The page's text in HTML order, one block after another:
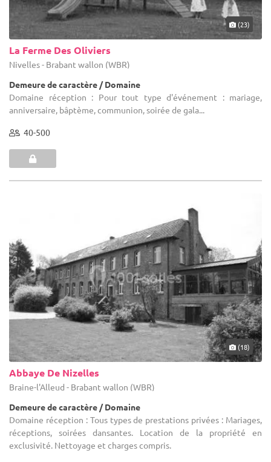
(23)
La Ferme Des Oliviers
Nivelles - Brabant wallon (WBR)
Demeure de caractère / Domaine
Domaine réception : Pour tout type d'événement : mariage,
anniversaire, bâptème, communion, soirée de gala...
40-500
(18)
Abbaye De Nizelles
Braine-l'Alleud - Brabant wallon (WBR)
Demeure de caractère / Domaine
Domaine réception : Tous types de prestations privées : Mariages,
réceptions, soirées dansantes. Location de la propriété en
exclusivité. Nettoyage et charges compris.